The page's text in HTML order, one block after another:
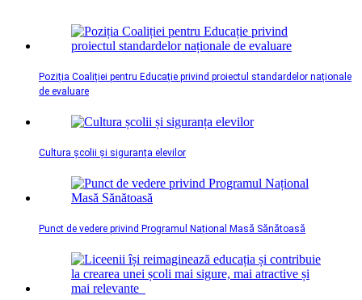
Poziția Coaliției pentru Educație privind proiectul standardelor naționale
de evaluare
Cultura școlii și siguranța elevilor
Punct de vedere privind Programul Național Masă Sănătoasă